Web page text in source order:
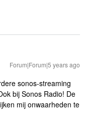
Forum|Forum|5 years ago
sonos-streaming
bij Sonos Radio! De
mij onwaarheden te